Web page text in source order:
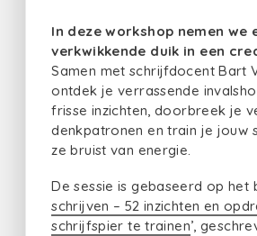
In deze workshop nemen we
verkwikkende duik in een
Samen met schrijfdocent Bart
ontdek je verrassende
frisse inzichten, doorbreek je
denkpatronen en train je jouw
ze bruist van energie.
De sessie is gebaseerd op het
schrijven – 52 inzichten en
schrijfspier te trainen’,